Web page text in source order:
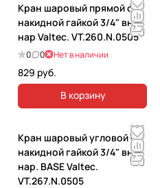
Кран шаровый прямой с
накидной гайкой 3/4" вн-
нар Valtec. VT.260.N.0505
0 0 Нет в наличии
829 руб.
В корзину
Кран шаровый угловой с
накидной гайкой 3/4" вн.-
нар. BASE Valtec.
VT.267.N.0505